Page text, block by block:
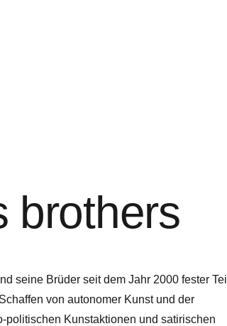
brothers
seine Brüder seit dem Jahr 2000 fester Teil
von autonomer Kunst und der
politischen Kunstaktionen und satirischen